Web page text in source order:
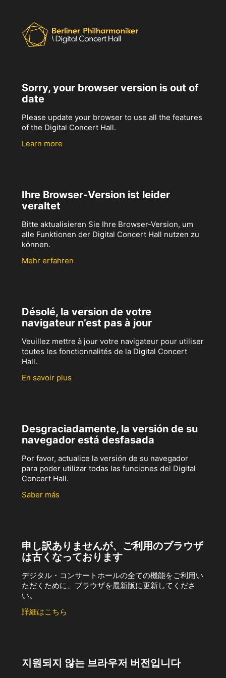
Sorry, your browser version is out of
date
Please update your browser to use all the features
of the Digital Concert Hall.
Learn more
Ihre Browser-Version ist leider
veraltet
Bitte aktualisieren Sie Ihre Browser-Version, um
alle Funktionen der Digital Concert Hall nutzen zu
können.
Mehr erfahren
Désolé, la version de votre
navigateur n’est pas à jour
Veuillez mettre à jour votre navigateur pour utiliser
toutes les fonctionnalités de la Digital Concert
Hall.
En savoir plus
Desgraciadamente, la versión de su
navegador está desfasada
Por favor, actualice la versión de su navegador
para poder utilizar todas las funciones del Digital
Concert Hall.
Saber más
申し訳ありませんが、ご利用のブラウザ
は古くなっております
デジタル・コンサートホールの全ての機能をご利用い
ただくために、ブラウザを最新版に更新してくださ
い。
詳細はこちら
지원되지 않는 브라우저 버전입니다